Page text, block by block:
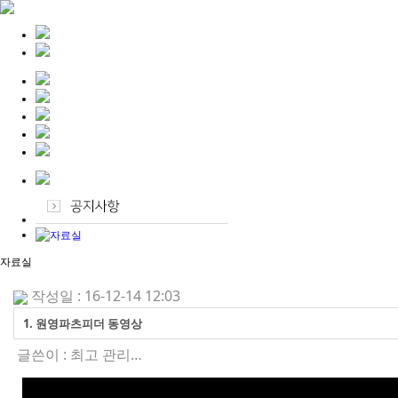
자료실
작성일 : 16-12-14 12:03
1. 원영파츠피더 동영상
글쓴이 : 최고 관리…